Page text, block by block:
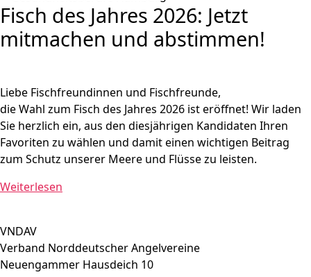
Fisch des Jahres 2026: Jetzt
mitmachen und abstimmen!
Liebe Fischfreundinnen und Fischfreunde,
die Wahl zum Fisch des Jahres 2026 ist eröffnet! Wir laden
Sie herzlich ein, aus den diesjährigen Kandidaten Ihren
Favoriten zu wählen und damit einen wichtigen Beitrag
zum Schutz unserer Meere und Flüsse zu leisten.
Weiterlesen
VNDAV
Verband Norddeutscher Angelvereine
Neuengammer Hausdeich 10